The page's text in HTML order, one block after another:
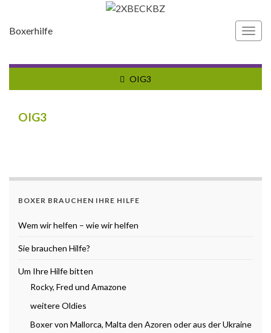
Boxerhilfe
OIG3
OIG3
BOXER BRAUCHEN IHRE HILFE
Wem wir helfen – wie wir helfen
Sie brauchen Hilfe?
Um Ihre Hilfe bitten
Rocky, Fred und Amazone
weitere Oldies
Boxer von Mallorca, Malta den Azoren oder aus der Ukraine